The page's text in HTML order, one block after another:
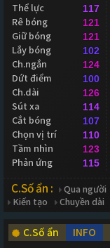
Thể lực 117
Rê bóng 121
Giữ bóng 121
Lắy bóng 102
Ch.ngắn 124
Dứt điểm 100
Ch.dài 126
Sút xa 114
Cắt bóng 107
Chọn vị trí 110
Tầm nhìn 123
Phản ứng 115
C.Số ẩn : Qua người
Kiến tạo
Chuyền dài
C.Số ẩn INFO